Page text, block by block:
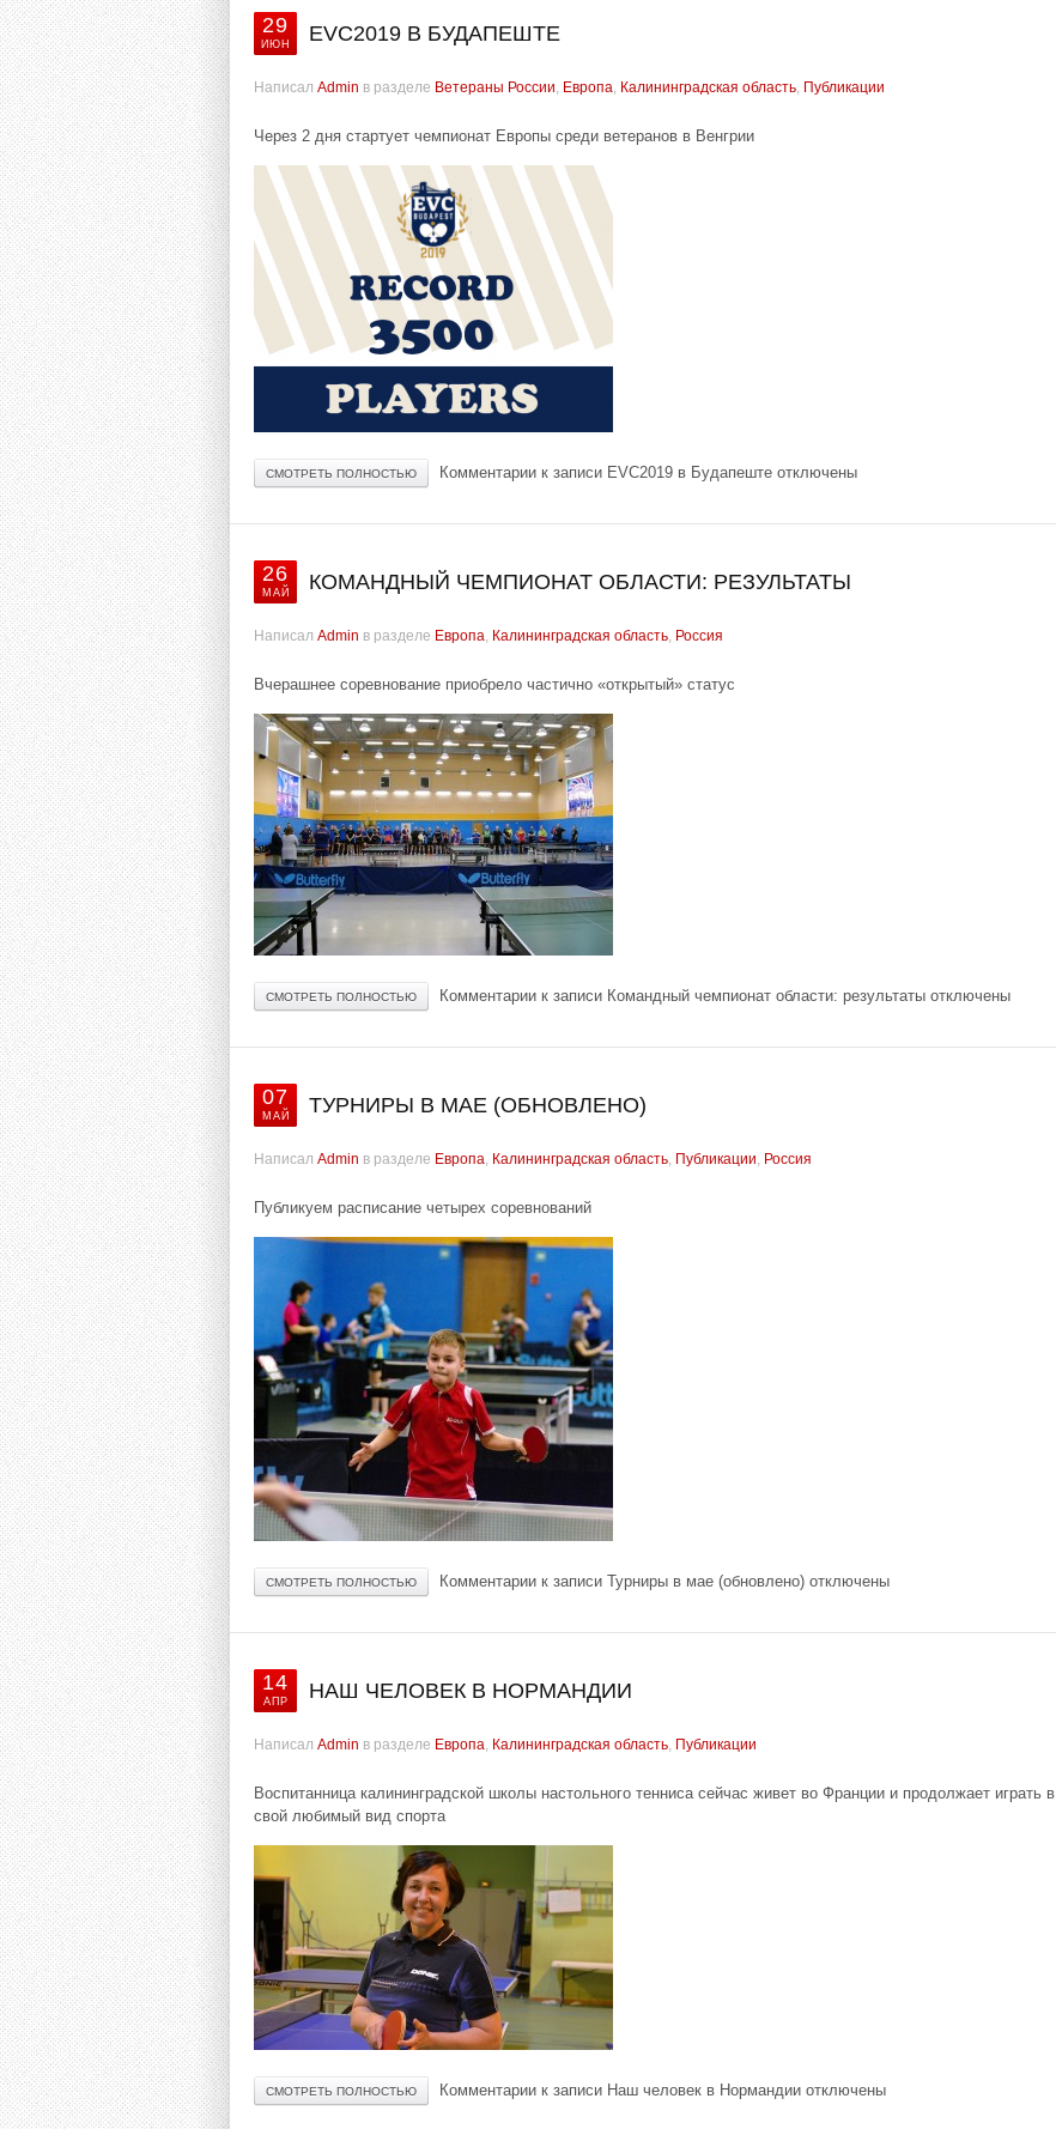
29
ИЮН EVC2019 В БУДАПЕШТЕ
Написал Admin в разделе Ветераны России, Европа, Калининградская область, Публикации
Через 2 дня стартует чемпионат Европы среди ветеранов в Венгрии
СМОТРЕТЬ ПОЛНОСТЬЮ Комментарии к записи EVC2019 в Будапеште отключены
26
МАЙ КОМАНДНЫЙ ЧЕМПИОНАТ ОБЛАСТИ: РЕЗУЛЬТАТЫ
Написал Admin в разделе Европа, Калининградская область, Россия
Вчерашнее соревнование приобрело частично «открытый» статус
СМОТРЕТЬ ПОЛНОСТЬЮ Комментарии к записи Командный чемпионат области: результаты отключены
07
МАЙ ТУРНИРЫ В МАЕ (ОБНОВЛЕНО)
Написал Admin в разделе Европа, Калининградская область, Публикации, Россия
Публикуем расписание четырех соревнований
СМОТРЕТЬ ПОЛНОСТЬЮ Комментарии к записи Турниры в мае (обновлено) отключены
14
АПР НАШ ЧЕЛОВЕК В НОРМАНДИИ
Написал Admin в разделе Европа, Калининградская область, Публикации
Воспитанница калининградской школы настольного тенниса сейчас живет во Франции и продолжает играть в
свой любимый вид спорта
СМОТРЕТЬ ПОЛНОСТЬЮ Комментарии к записи Наш человек в Нормандии отключены